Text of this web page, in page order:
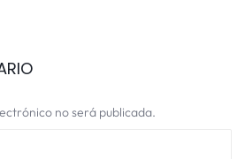
no será publicada.